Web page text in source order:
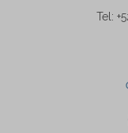
Tel: